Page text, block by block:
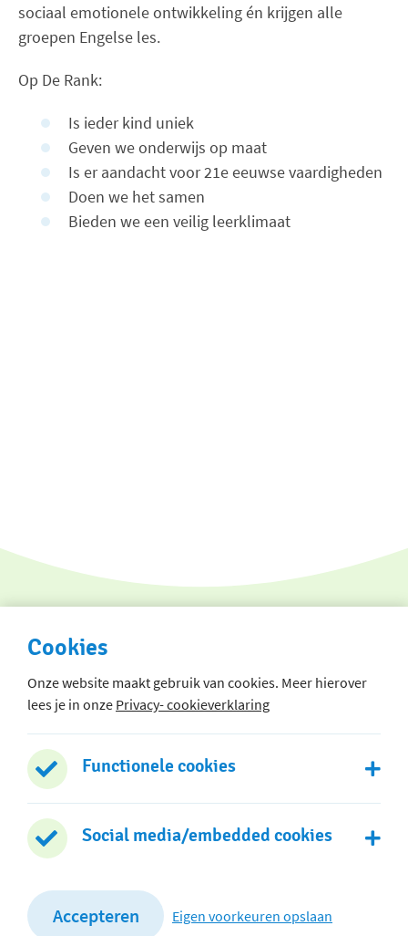
sociaal emotionele ontwikkeling én krijgen alle
groepen Engelse les.
Op De Rank:
Is ieder kind uniek
Geven we onderwijs op maat
Is er aandacht voor 21e eeuwse vaardigheden
Doen we het samen
Bieden we een veilig leerklimaat
Hoofdgebouw
Lauraplein 1
2406 BB Alphen aan den Rijn
0172 - 474 130
Dependance
Cookies
Onze website maakt gebruik van cookies. Meer hierover
lees je in onze Privacy- cookieverklaring
Functionele cookies
Social media/embedded cookies
Accepteren Eigen voorkeuren opslaan